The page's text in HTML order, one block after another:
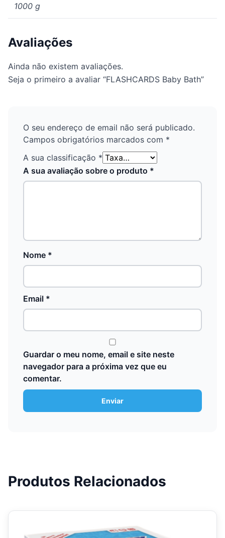
1000 g
Avaliações
Ainda não existem avaliações.
Seja o primeiro a avaliar “FLASHCARDS Baby Bath”
O seu endereço de email não será publicado.
Campos obrigatórios marcados com *
A sua classificação *
A sua avaliação sobre o produto *
Nome *
Email *
Guardar o meu nome, email e site neste
navegador para a próxima vez que eu
comentar.
Produtos Relacionados